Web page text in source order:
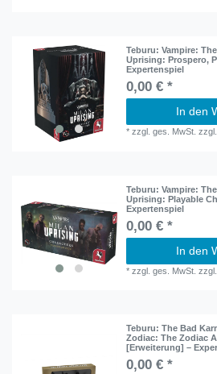
Teburu: Vampire:
Uprising: Prospero,
Expertenspiel
0,00 € *
In den
*zzgl. ges. MwSt.
Teburu: Vampire:
Uprising: Playable
Expertenspiel
0,00 € *
In den
*zzgl. ges. MwSt.
Teburu: The Bad
Zodiac: The Zodiac
[Erweiterung] –
0,00 € *